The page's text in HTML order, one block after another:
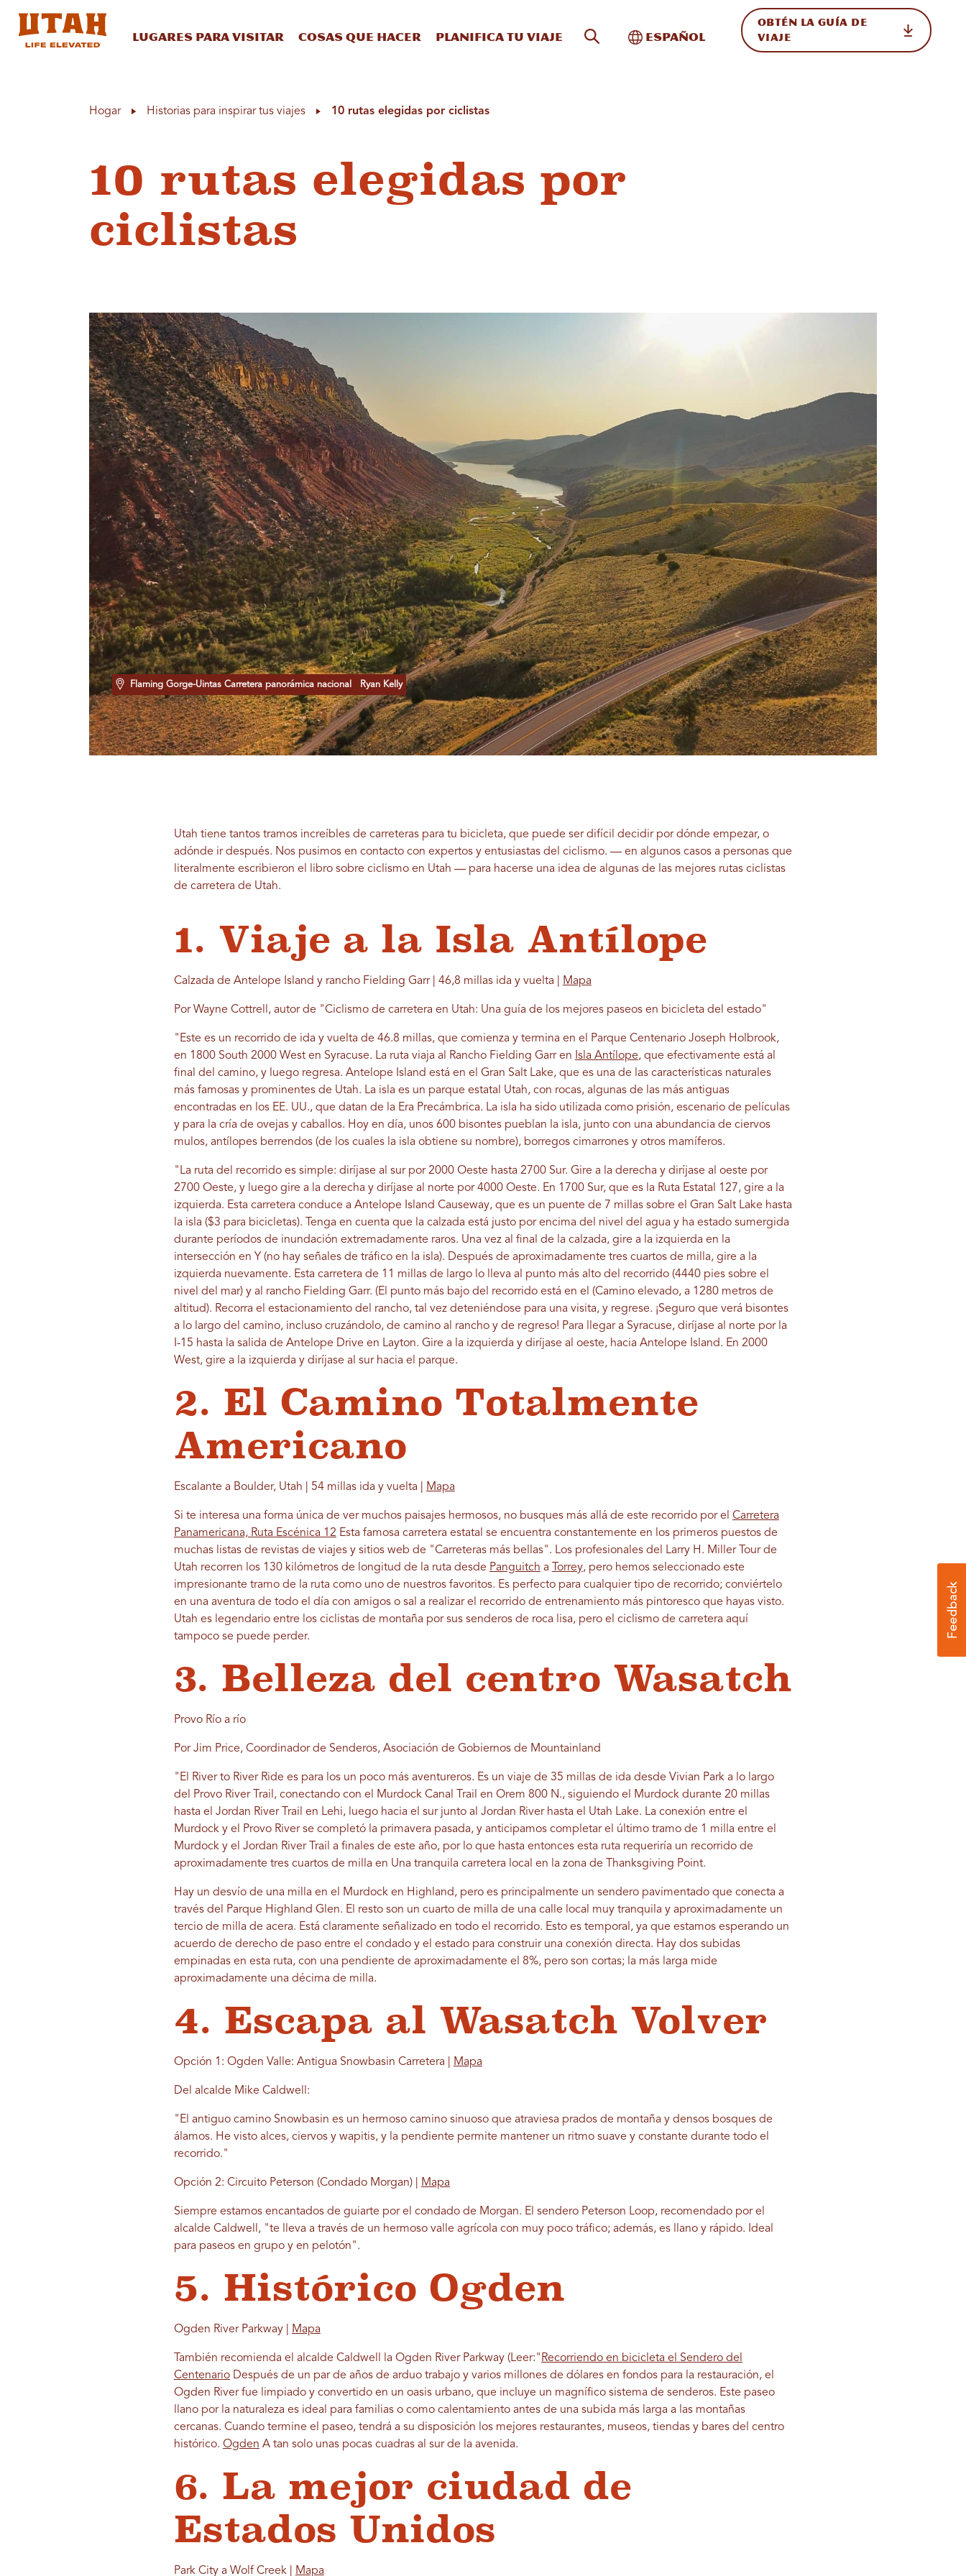
Lugares para visitar Cosas que hacer Planifica tu viaje Búsqueda en el sitio
Alternar Internacional
Español
OBTÉN LA GUÍA DE
VIAJE
Hogar Historias para inspirar tus viajes 10 rutas elegidas por ciclistas
10 rutas elegidas por
ciclistas
Flaming Gorge-Uintas Carretera panorámica nacional Ryan Kelly
Utah tiene tantos tramos increíbles de carreteras para tu bicicleta, que puede ser difícil decidir por dónde empezar, o
adónde ir después. Nos pusimos en contacto con expertos y entusiastas del ciclismo. —en algunos casos a personas que
literalmente escribieron el libro sobre ciclismo en Utah —para hacerse una idea de algunas de las mejores rutas ciclistas
de carretera de Utah.
1. Viaje a la Isla Antílope
Calzada de Antelope Island y rancho Fielding Garr | 46,8 millas ida y vuelta | Mapa
Por Wayne Cottrell, autor de "Ciclismo de carretera en Utah: Una guía de los mejores paseos en bicicleta del estado"
"Este es un recorrido de ida y vuelta de 46.8 millas, que comienza y termina en el Parque Centenario Joseph Holbrook,
en 1800 South 2000 West en Syracuse. La ruta viaja al Rancho Fielding Garr en Isla Antílope, que efectivamente está al
final del camino, y luego regresa. Antelope Island está en el Gran Salt Lake, que es una de las características naturales
más famosas y prominentes de Utah. La isla es un parque estatal Utah, con rocas, algunas de las más antiguas
encontradas en los EE. UU., que datan de la Era Precámbrica. La isla ha sido utilizada como prisión, escenario de películas
y para la cría de ovejas y caballos. Hoy en día, unos 600 bisontes pueblan la isla, junto con una abundancia de ciervos
mulos, antílopes berrendos (de los cuales la isla obtiene su nombre), borregos cimarrones y otros mamíferos.
"La ruta del recorrido es simple: diríjase al sur por 2000 Oeste hasta 2700 Sur. Gire a la derecha y diríjase al oeste por
2700 Oeste, y luego gire a la derecha y diríjase al norte por 4000 Oeste. En 1700 Sur, que es la Ruta Estatal 127, gire a la
izquierda. Esta carretera conduce a Antelope Island Causeway, que es un puente de 7 millas sobre el Gran Salt Lake hasta
la isla ($3 para bicicletas). Tenga en cuenta que la calzada está justo por encima del nivel del agua y ha estado sumergida
durante períodos de inundación extremadamente raros. Una vez al final de la calzada, gire a la izquierda en la
intersección en Y (no hay señales de tráfico en la isla). Después de aproximadamente tres cuartos de milla, gire a la
izquierda nuevamente. Esta carretera de 11 millas de largo lo lleva al punto más alto del recorrido (4440 pies sobre el
nivel del mar) y al rancho Fielding Garr. (El punto más bajo del recorrido está en el (Camino elevado, a 1280 metros de
altitud). Recorra el estacionamiento del rancho, tal vez deteniéndose para una visita, y regrese. ¡Seguro que verá bisontes
a lo largo del camino, incluso cruzándolo, de camino al rancho y de regreso! Para llegar a Syracuse, diríjase al norte por la
I-15 hasta la salida de Antelope Drive en Layton. Gire a la izquierda y diríjase al oeste, hacia Antelope Island. En 2000
West, gire a la izquierda y diríjase al sur hacia el parque.
2. El Camino Totalmente
Americano
Escalante a Boulder, Utah | 54 millas ida y vuelta | Mapa
Si te interesa una forma única de ver muchos paisajes hermosos, no busques más allá de este recorrido por el Carretera
Panamericana, Ruta Escénica 12 Esta famosa carretera estatal se encuentra constantemente en los primeros puestos de
muchas listas de revistas de viajes y sitios web de "Carreteras más bellas". Los profesionales del Larry H. Miller Tour de
Utah recorren los 130 kilómetros de longitud de la ruta desde Panguitch a Torrey, pero hemos seleccionado este
impresionante tramo de la ruta como uno de nuestros favoritos. Es perfecto para cualquier tipo de recorrido; conviértelo
en una aventura de todo el día con amigos o sal a realizar el recorrido de entrenamiento más pintoresco que hayas visto.
Utah es legendario entre los ciclistas de montaña por sus senderos de roca lisa, pero el ciclismo de carretera aquí
tampoco se puede perder.
3. Belleza del centro Wasatch
Provo Río a río
Por Jim Price, Coordinador de Senderos, Asociación de Gobiernos de Mountainland
"El River to River Ride es para los un poco más aventureros. Es un viaje de 35 millas de ida desde Vivian Park a lo largo
del Provo River Trail, conectando con el Murdock Canal Trail en Orem 800 N., siguiendo el Murdock durante 20 millas
hasta el Jordan River Trail en Lehi, luego hacia el sur junto al Jordan River hasta el Utah Lake. La conexión entre el
Murdock y el Provo River se completó la primavera pasada, y anticipamos completar el último tramo de 1 milla entre el
Murdock y el Jordan River Trail a finales de este año, por lo que hasta entonces esta ruta requeriría un recorrido de
aproximadamente tres cuartos de milla en Una tranquila carretera local en la zona de Thanksgiving Point.
Hay un desvío de una milla en el Murdock en Highland, pero es principalmente un sendero pavimentado que conecta a
través del Parque Highland Glen. El resto son un cuarto de milla de una calle local muy tranquila y aproximadamente un
tercio de milla de acera. Está claramente señalizado en todo el recorrido. Esto es temporal, ya que estamos esperando un
acuerdo de derecho de paso entre el condado y el estado para construir una conexión directa. Hay dos subidas
empinadas en esta ruta, con una pendiente de aproximadamente el 8%, pero son cortas; la más larga mide
aproximadamente una décima de milla.
4. Escapa al Wasatch Volver
Opción 1: Ogden Valle: Antigua Snowbasin Carretera | Mapa
Del alcalde Mike Caldwell:
"El antiguo camino Snowbasin es un hermoso camino sinuoso que atraviesa prados de montaña y densos bosques de
álamos. He visto alces, ciervos y wapitis, y la pendiente permite mantener un ritmo suave y constante durante todo el
recorrido."
Opción 2: Circuito Peterson (Condado Morgan) | Mapa
Siempre estamos encantados de guiarte por el condado de Morgan. El sendero Peterson Loop, recomendado por el
alcalde Caldwell, "te lleva a través de un hermoso valle agrícola con muy poco tráfico; además, es llano y rápido. Ideal
para paseos en grupo y en pelotón".
5. Histórico Ogden
Ogden River Parkway | Mapa
También recomienda el alcalde Caldwell la Ogden River Parkway (Leer:" Recorriendo en bicicleta el Sendero del
CentenarioDespués de un par de años de arduo trabajo y varios millones de dólares en fondos para la restauración, el
Ogden River fue limpiado y convertido en un oasis urbano, que incluye un magnífico sistema de senderos. Este paseo
llano por la naturaleza es ideal para familias o como calentamiento antes de una subida más larga a las montañas
cercanas. Cuando termine el paseo, tendrá a su disposición los mejores restaurantes, museos, tiendas y bares del centro
histórico. Ogden A tan solo unas pocas cuadras al sur de la avenida.
6. La mejor ciudad de
Estados Unidos
Park City a Wolf Creek | Mapa